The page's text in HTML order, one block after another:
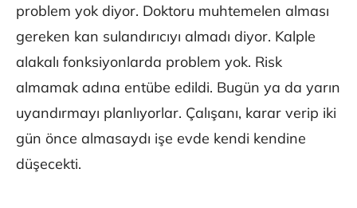
problem yok diyor. Doktoru muhtemelen alması
gereken kan sulandırıcıyı almadı diyor. Kalple
alakalı fonksiyonlarda problem yok. Risk
almamak adına entübe edildi. Bugün ya da yarın
uyandırmayı planlıyorlar. Çalışanı, karar verip iki
gün önce almasaydı işe evde kendi kendine
düşecekti.